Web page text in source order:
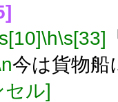
\h\s[33]
今は貨物船
セル]